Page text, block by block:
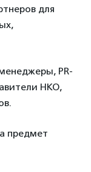
для
PR-
НКО,
предмет